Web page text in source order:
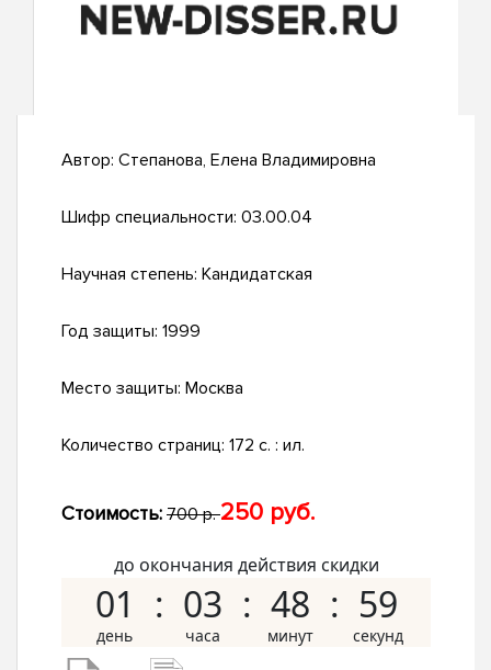
Автор: Степанова, Елена Владимировна
Шифр специальности: 03.00.04
Научная степень: Кандидатская
Год защиты: 1999
Место защиты: Москва
Количество страниц: 172 с. : ил.
Стоимость: 700 р.250 руб.
до окончания действия скидки
01 03 48 58